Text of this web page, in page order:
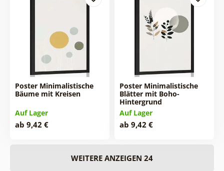
Poster Minimalistische
Bäume mit Kreisen
Auf Lager
ab 9,42 €
Poster Minimalistische
Blätter mit Boho-
Hintergrund
Auf Lager
ab 9,42 €
WEITERE ANZEIGEN 24